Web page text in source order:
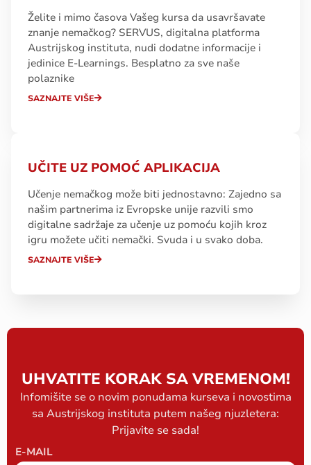
Želite i mimo časova Vašeg kursa da usavršavate
znanje nemačkog? SERVUS, digitalna platforma
Austrijskog instituta, nudi dodatne informacije i
jedinice E-Learnings. Besplatno za sve naše
polaznike
SAZNAJTE VIŠE
UČITE UZ POMOĆ APLIKACIJA
Učenje nemačkog može biti jednostavno: Zajedno sa
našim partnerima iz Evropske unije razvili smo
digitalne sadržaje za učenje uz pomoću kojih kroz
igru možete učiti nemački. Svuda i u svako doba.
SAZNAJTE VIŠE
UHVATITE KORAK SA VREMENOM!
Infomišite se o novim ponudama kurseva i novostima
sa Austrijskog instituta putem našeg njuzletera:
Prijavite se sada!
E-MAIL